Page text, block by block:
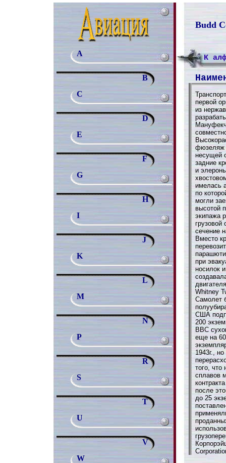
Budd
A
B
C
D
E
F
G
H
I
J
K
L
M
N
P
R
S
T
U
V
W
К
первой
из
фюзеляж
несущей
задние
и
имелась
по
могли
высотой
экипажа
грузовой
сечение
Вместо
при
носилок
Whitney
Самолет
США
200
ВВС
еще на
1943г.,
того, что
сплавов
после
до 25